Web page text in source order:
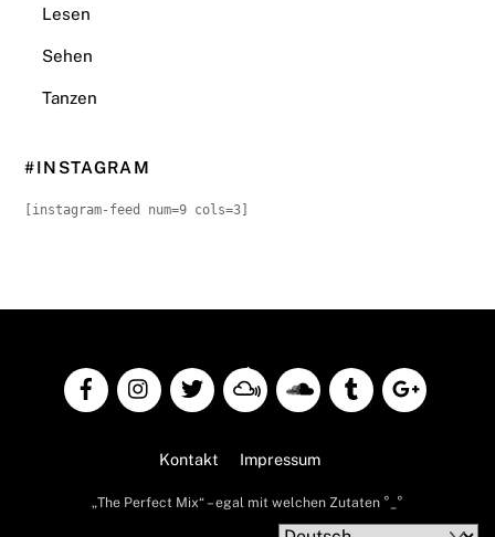
Lesen
Sehen
Tanzen
#INSTAGRAM
[instagram-feed num=9 cols=3]
Back
To
Kontakt
Impressum
„The Perfect Mix“ – egal mit welchen Zutaten °_°